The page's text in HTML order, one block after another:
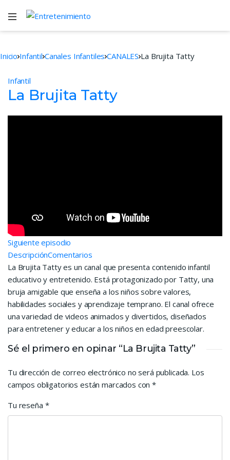
Inicio Infantil Canales Infantiles CANALES La Brujita Tatty
Infantil
La Brujita Tatty
Siguiente episodio
DescripciónComentarios
La Brujita Tatty es un canal que presenta contenido infantil
educativo y entretenido. Está protagonizado por Tatty, una
bruja amigable que enseña a los niños sobre valores,
habilidades sociales y aprendizaje temprano. El canal ofrece
una variedad de videos animados y divertidos, diseñados
para entretener y educar a los niños en edad preescolar.
Sé el primero en opinar “La Brujita Tatty”
Tu dirección de correo electrónico no será publicada. Los
campos obligatorios están marcados con*
Tu reseña *